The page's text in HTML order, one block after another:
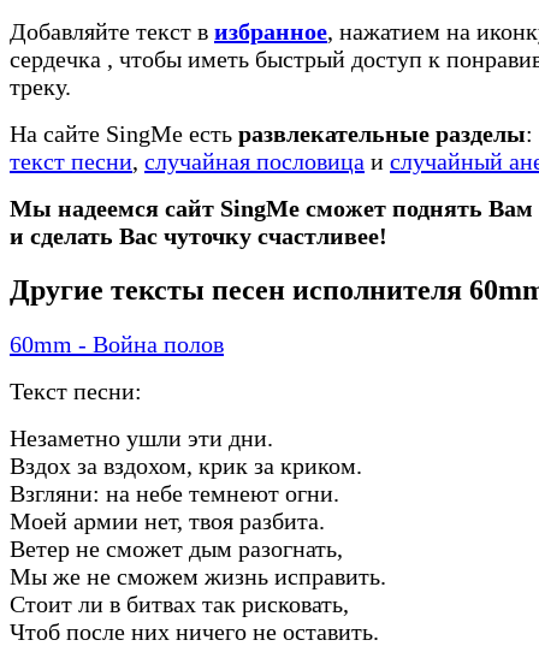
Добавляйте текст в избранное, нажатием на
сердечка , чтобы иметь быстрый доступ к
треку.
На сайте SingMe есть развлекательные разделы:
текст песни, случайная пословица и случайный
Мы надеемся сайт SingMe сможет поднять Вам
и сделать Вас чуточку счастливее!
Другие тексты песен исполнителя
60mm - Война полов
Текст песни:
Незаметно ушли эти дни.
Вздох за вздохом, крик за криком.
Взгляни: на небе темнеют огни.
Моей армии нет, твоя разбита.
Ветер не сможет дым разогнать,
Мы же не сможем жизнь исправить.
Стоит ли в битвах так рисковать,
Чтоб после них ничего не оставить.